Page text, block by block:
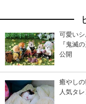
可愛い
『鬼滅
公開
癒やし
人気タ